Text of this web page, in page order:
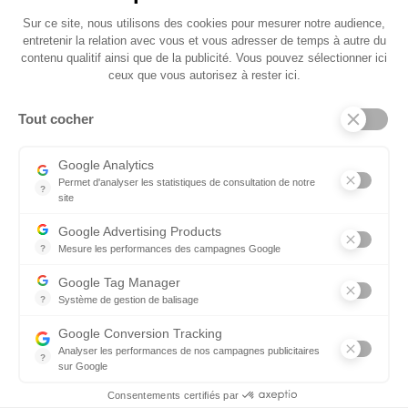
Sur ce site, nous utilisons des cookies pour mesurer notre audience,
entretenir la relation avec vous et vous adresser de temps à autre du
contenu qualitif ainsi que de la publicité. Vous pouvez sélectionner ici
ceux que vous autorisez à rester ici.
Tout cocher
?
Google Analytics
Permet d'analyser les statistiques de consultation de notre
site
?
Google Advertising Products
Mesure les performances des campagnes Google
?
Google Tag Manager
Système de gestion de balisage
?
Google Conversion Tracking
Analyser les performances de nos campagnes publicitaires
sur Google
Consentements certifiés par
QUI SOMMES NOUS
You may unsubscribe at any moment. For that purpose,
please find our contact info in the legal notice.